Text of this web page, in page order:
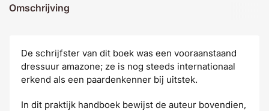
Omschrijving
De schrijfster van dit boek was een vooraanstaand
dressuur amazone; ze is nog steeds internationaal
erkend als een paardenkenner bij uitstek.
In dit praktijk handboek bewijst de auteur bovendien,